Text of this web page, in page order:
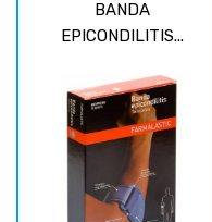
BANDA
EPICONDILITIS...